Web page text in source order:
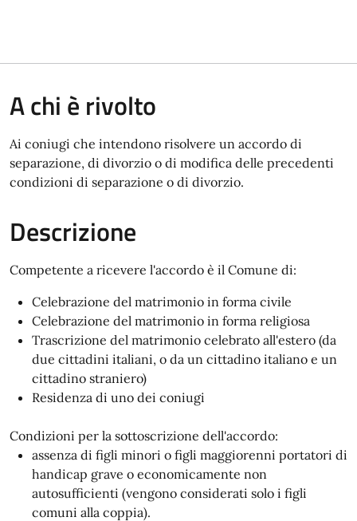
A chi è rivolto
Ai coniugi che intendono risolvere un accordo di
separazione, di divorzio o di modifica delle precedenti
condizioni di separazione o di divorzio.
Descrizione
Competente a ricevere l'accordo è il Comune di:
Celebrazione del matrimonio in forma civile
Celebrazione del matrimonio in forma religiosa
Trascrizione del matrimonio celebrato all'estero (da
due cittadini italiani, o da un cittadino italiano e un
cittadino straniero)
Residenza di uno dei coniugi
Condizioni per la sottoscrizione dell'accordo:
assenza di figli minori o figli maggiorenni portatori di
handicap grave o economicamente non
autosufficienti (vengono considerati solo i figli
comuni alla coppia).